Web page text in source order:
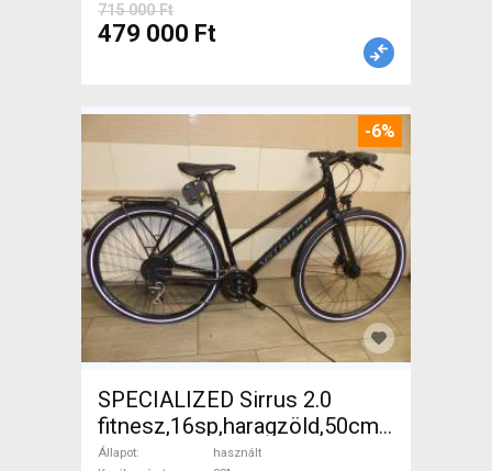
715 000 Ft
479 000 Ft
-6%
SPECIALIZED Sirrus 2.0
fitnesz,16sp,haragzöld,50cm,újszerű
Trekking/cross tárcsafék
Állapot
használt